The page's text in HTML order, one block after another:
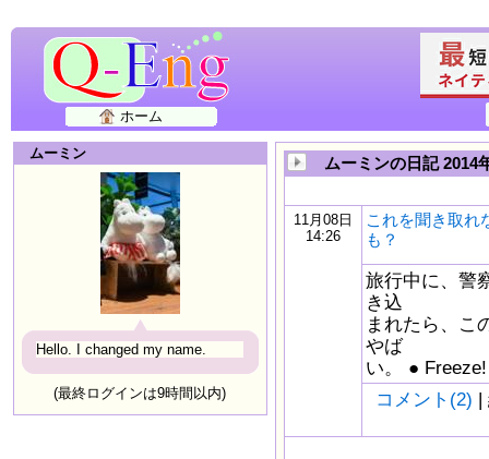
ホーム
ムーミン
Hello. I changed my name.
(最終ログインは9時間以内)
ムーミンの日記 2014
11月08日
14:26
これを聞き取れ
も？
旅行中に、警
き込
まれたら、こ
やば
い。 ●
コメント(2) |